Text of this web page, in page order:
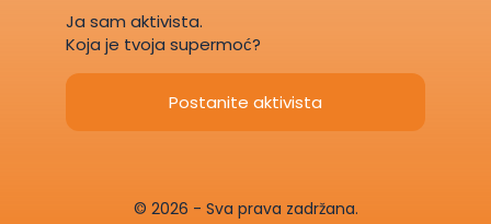
Ja sam aktivista.
Koja je tvoja supermoć?
Postanite aktivista
© 2026 - Sva prava zadržana.